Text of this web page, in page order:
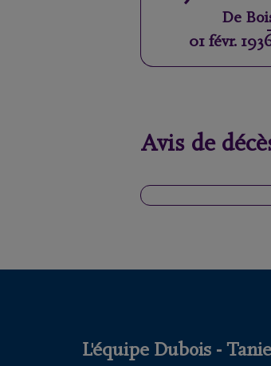
De
01 févr.
Avis de
L'équipe Dubois -